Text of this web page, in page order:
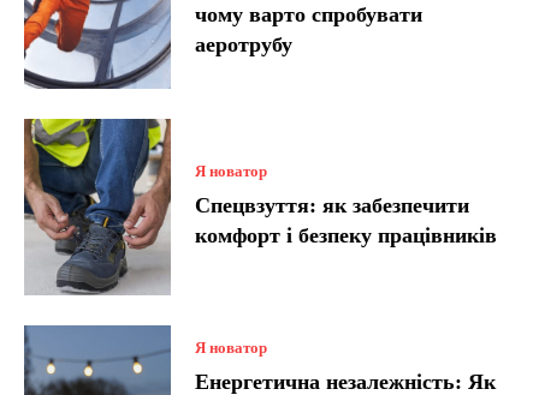
чому варто спробувати
аеротрубу
Я новатор
Спецвзуття: як забезпечити
комфорт і безпеку працівників
Я новатор
Енергетична незалежність: Як